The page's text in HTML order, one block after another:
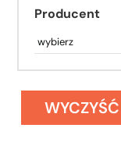
Producent